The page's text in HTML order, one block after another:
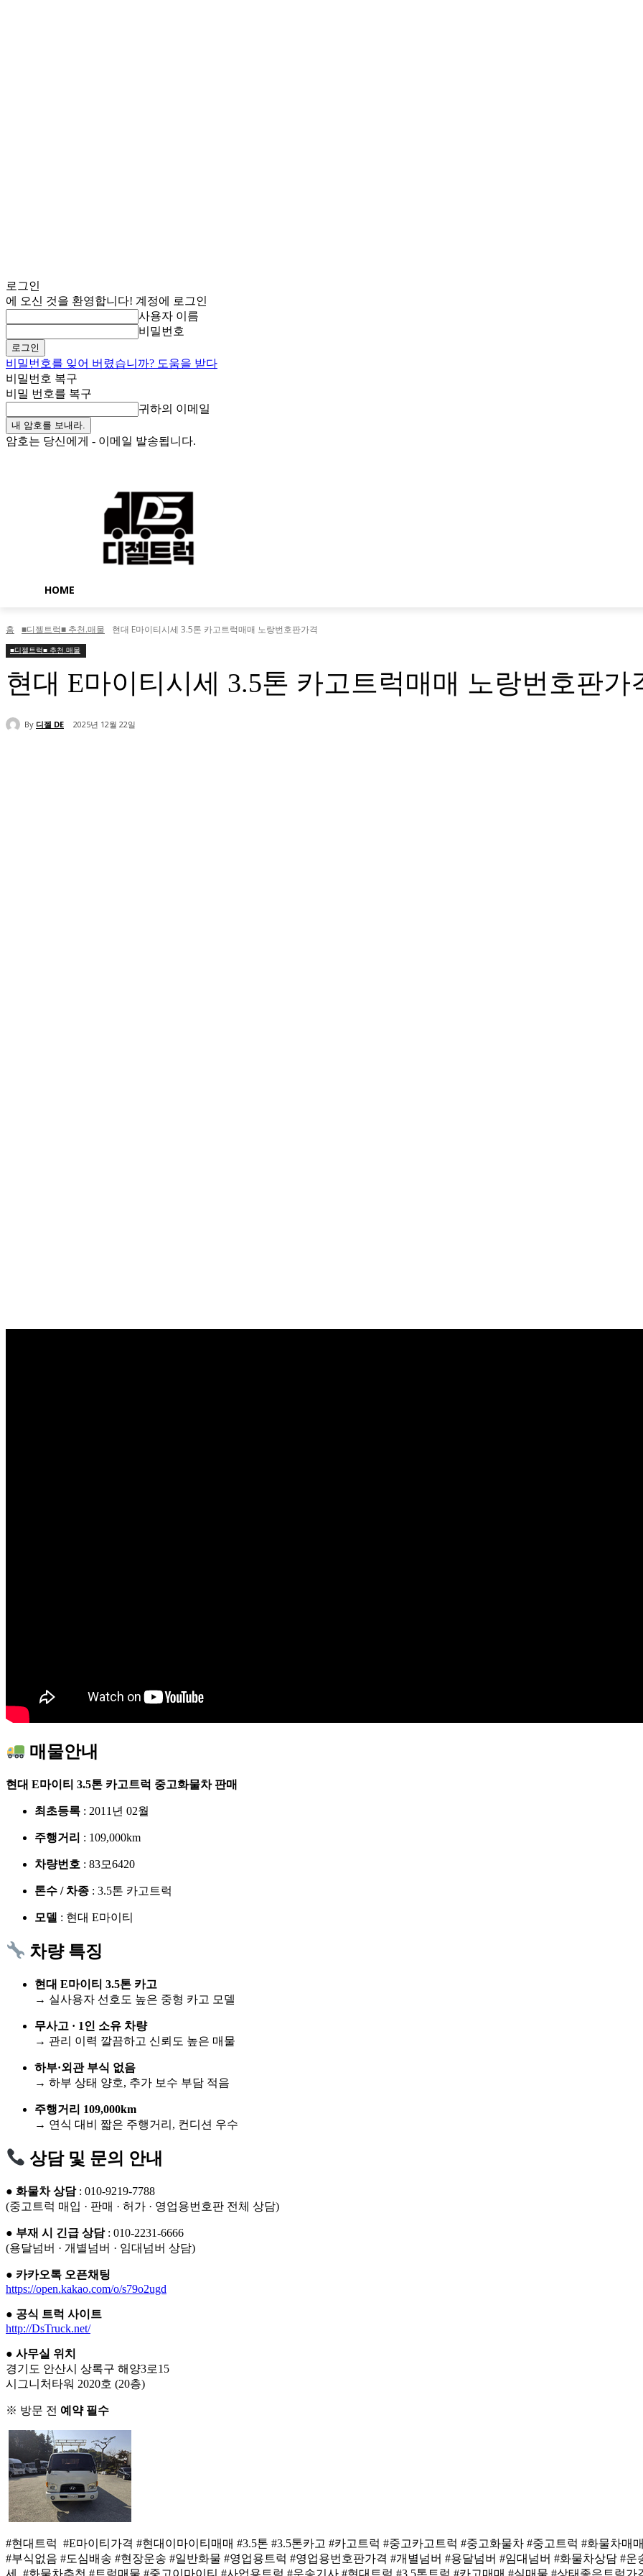
로그인
에 오신 것을 환영합니다! 계정에 로그인
사용자 이름
비밀번호
비밀번호를 잊어 버렸습니까? 도움을 받다
비밀번호 복구
비밀 번호를 복구
귀하의 이메일
암호는 당신에게 - 이메일 발송됩니다.
HOME
홈 ■디젤트럭■ 추천.매물 현대 E마이티시세 3.5톤 카고트럭매매 노랑번호판가격
■디젤트럭■ 추천.매물
현대 E마이티시세 3.5톤 카고트럭매매 노랑번호판가
By 디젤 DE 2025년 12월 22일
매물안내
현대 E마이티 3.5톤 카고트럭 중고화물차 판매
최초등록 : 2011년 02월
주행거리 : 109,000km
차량번호 : 83모6420
톤수 / 차종 : 3.5톤 카고트럭
모델 : 현대 E마이티
차량 특징
현대 E마이티 3.5톤 카고
→ 실사용자 선호도 높은 중형 카고 모델
무사고 · 1인 소유 차량
→ 관리 이력 깔끔하고 신뢰도 높은 매물
하부·외관 부식 없음
→ 하부 상태 양호, 추가 보수 부담 적음
주행거리 109,000km
→ 연식 대비 짧은 주행거리, 컨디션 우수
상담 및 문의 안내
● 화물차 상담: 010-9219-7788
(중고트럭 매입 · 판매 · 허가 · 영업용번호판 전체 상담)
● 부재 시 긴급 상담: 010-2231-6666
(용달넘버 · 개별넘버 · 임대넘버 상담)
● 카카오톡 오픈채팅
https://open.kakao.com/o/s79o2ugd
● 공식 트럭 사이트
http://DsTruck.net/
● 사무실 위치
경기도 안산시 상록구 해양3로15
시그니처타워 2020호 (20층)
※ 방문 전 예약 필수
#현대트럭 #E마이티가격 #현대이마이티매매 #3.5톤 #3.5톤카고 #카고트럭 #중고카고트럭 #중고화물차 #중고트럭 #화물차매
#부식없음 #도심배송 #현장운송 #일반화물 #영업용트럭 #영업용번호판가격 #개별넘버 #용달넘버 #임대넘버 #화물차상담 #
세 #화물차추천 #트럭매물 #중고이마이티 #사업용트럭 #운송기사 #현대트럭 #3.5톤트럭 #카고매매 #실매물 #상태좋은트럭가